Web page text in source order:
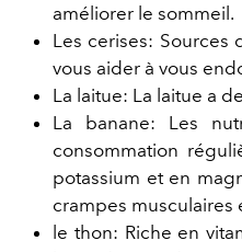
améliorer le sommeil.
Les cerises: Sources
vous aider à vous
La laitue: La laitue a
La banane: Les
consommation
potassium et en
crampes musculaires
le thon: Riche en